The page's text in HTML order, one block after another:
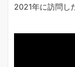
2021年に訪問し